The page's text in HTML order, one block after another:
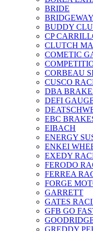
BRIDE
BRIDGEWAY
BUDDY
CP
CLUTCH
COMETIC
CORBEAU
CUSCO
DBA
DEFI
EBC
EIBACH
ENERGY
ENKEI
EXEDY
FERODO
FERREA
FORGE
GARRETT
GATES
GFB GO
GREDDY